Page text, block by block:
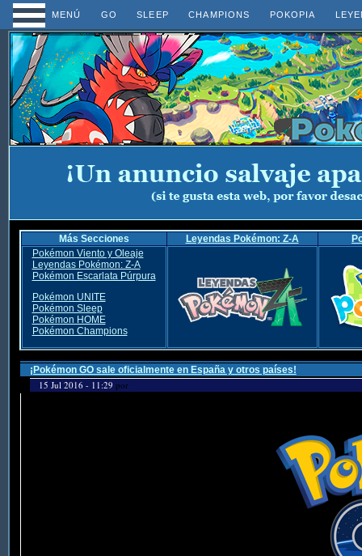
MENÚ GO SLEEP CHAMPIONS POKOPIA
Más Secciones Leyendas Pokémon: Z-A
Pokémon Viento y Oleaje
Leyendas Pokémon: Z-A
Pokémon Escarlata Púrpura
Pokémon UNITE
Pokémon Sleep
Pokémon HOME
Pokémon Champions
¡Pokémon GO sale oficialmente en España y otros países!
15 Jul 2016 - 11:29 por